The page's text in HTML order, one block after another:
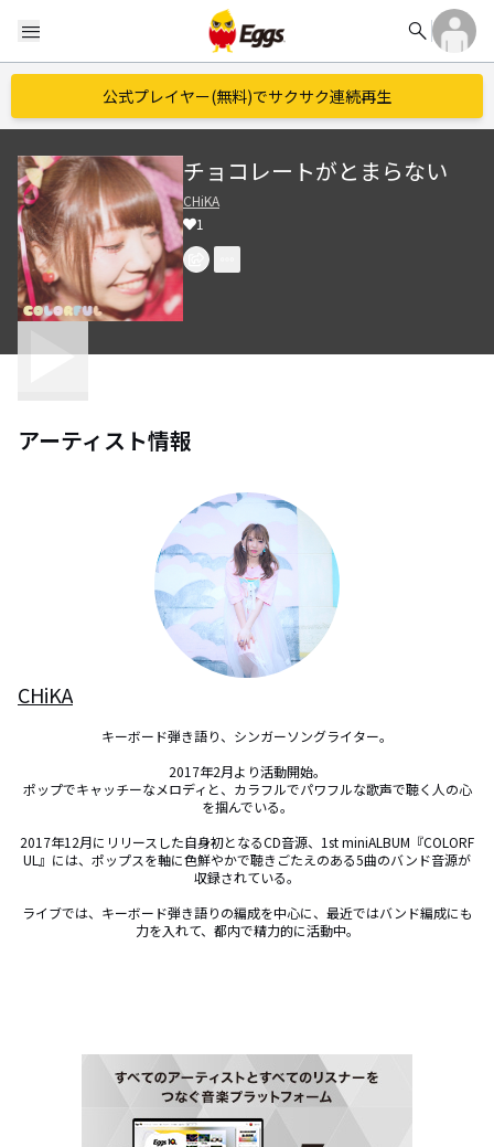
menu search
公式プレイヤー(無料)でサクサク連続再生
チョコレートがとまらない
CHiKA
1
アーティスト情報
CHiKA
キーボード弾き語り、シンガーソングライター。
2017年2月より活動開始。
ポップでキャッチーなメロディと、カラフルでパワフルな歌声で聴く人の心
を掴んでいる。
2017年12月にリリースした自身初となるCD音源、1st miniALBUM『COLORF
UL』には、ポップスを軸に色鮮やかで聴きごたえのある5曲のバンド音源が
収録されている。
ライブでは、キーボード弾き語りの編成を中心に、最近ではバンド編成にも
力を入れて、都内で精力的に活動中。